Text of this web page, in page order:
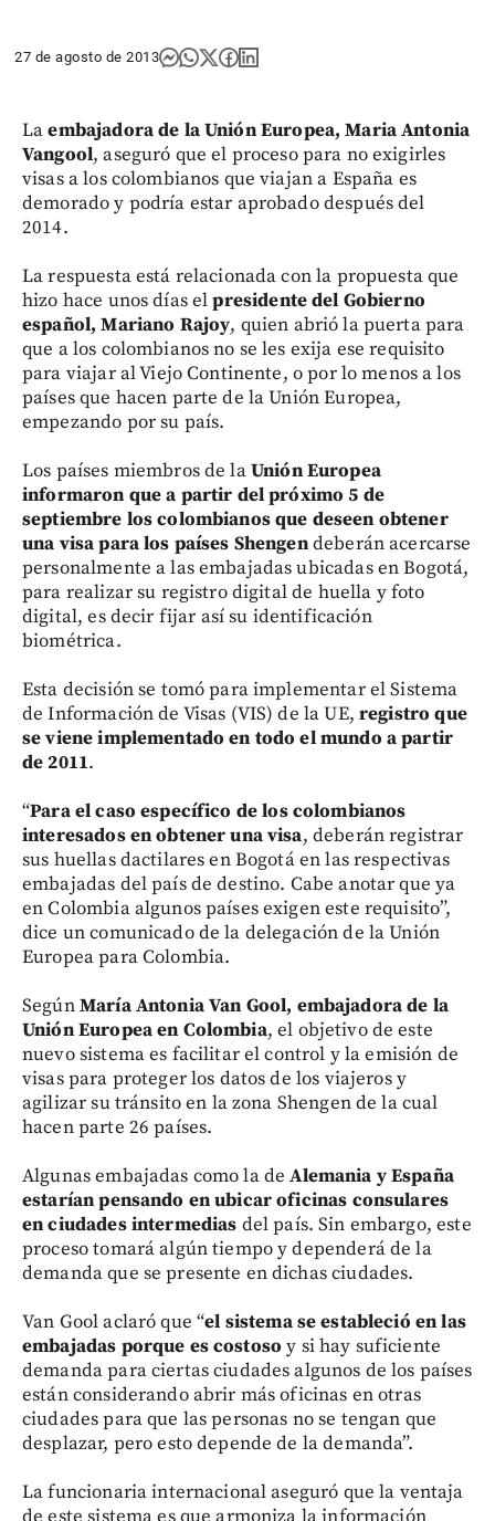
27 de agosto de 2013
Laembajadora de la Unión Europea, Maria Antonia
Vangool, aseguró que el proceso para no exigirles
visas a los colombianos que viajan a España es
demorado y podría estar aprobado después del
2014.
La respuesta está relacionada con la propuesta que
hizo hace unos días elpresidente del Gobierno
español, Mariano Rajoy, quien abrió la puerta para
que a los colombianos no se les exija ese requisito
para viajar al Viejo Continente, o por lo menos a los
países que hacen parte de la Unión Europea,
empezando por su país.
Los países miembros de laUnión Europea
informaron que a partir del próximo 5 de
septiembre los colombianos que deseen obtener
una visa para los países Shengendeberán acercarse
personalmente a las embajadas ubicadas en Bogotá,
para realizar su registro digital de huella y foto
digital, es decir fijar así su identificación
biométrica.
Esta decisión se tomó para implementar el Sistema
de Información de Visas (VIS) de la UE, registro que
se viene implementado en todo el mundo a partir
de 2011.
“Para el caso específico de los colombianos
interesados en obtener una visa, deberán registrar
sus huellas dactilares en Bogotá en las respectivas
embajadas del país de destino. Cabe anotar que ya
en Colombia algunos países exigen este requisito”,
dice un comunicado de la delegación de la Unión
Europea para Colombia.
SegúnMaría Antonia Van Gool, embajadora de la
Unión Europea en Colombia, el objetivo de este
nuevo sistema es facilitar el control y la emisión de
visas para proteger los datos de los viajeros y
agilizar su tránsito en la zona Shengen de la cual
hacen parte 26 países.
Algunas embajadas como la deAlemania y España
estarían pensando en ubicar oficinas consulares
en ciudades intermedias del país. Sin embargo, este
proceso tomará algún tiempo y dependerá de la
demanda que se presente en dichas ciudades.
Van Gool aclaró que “el sistema se estableció en las
embajadas porque es costoso y si hay suficiente
demanda para ciertas ciudades algunos de los países
están considerando abrir más oficinas en otras
ciudades para que las personas no se tengan que
desplazar, pero esto depende de la demanda”.
La funcionaria internacional aseguró que la ventaja
de este sistema es que armoniza la información